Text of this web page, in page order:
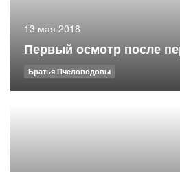
13 мая 2018
Первый осмотр после
Братья Пчеловодовы